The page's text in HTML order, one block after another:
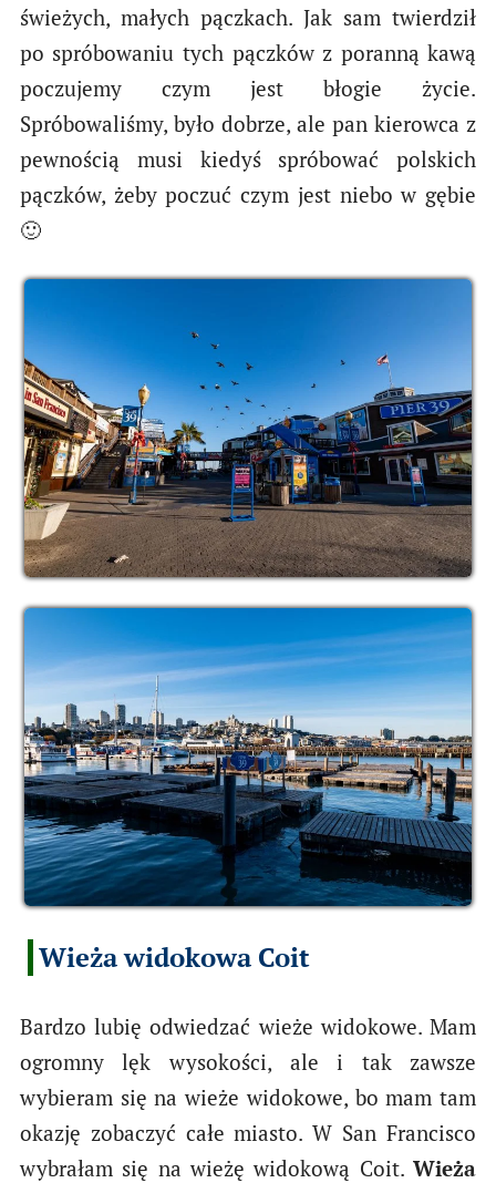
świeżych, małych pączkach. Jak sam twierdził
po spróbowaniu tych pączków z poranną kawą
poczujemy czym jest błogie życie.
Spróbowaliśmy, było dobrze, ale pan kierowca z
pewnością musi kiedyś spróbować polskich
pączków, żeby poczuć czym jest niebo w gębie
🙂
Wieża widokowa Coit
Bardzo lubię odwiedzać wieże widokowe. Mam
ogromny lęk wysokości, ale i tak zawsze
wybieram się na wieże widokowe, bo mam tam
okazję zobaczyć całe miasto. W San Francisco
wybrałam się na wieżę widokową Coit.Wieża